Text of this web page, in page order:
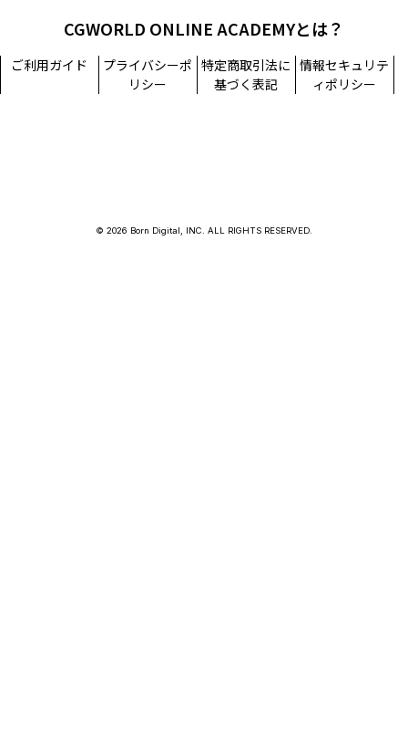
CGWORLD ONLINE ACADEMYとは？
ご利用ガイド
プライバシーポ
リシー
特定商取引法に
基づく表記
情報セキュリテ
ィポリシー
© 2026 Born Digital, INC. ALL RIGHTS RESERVED.